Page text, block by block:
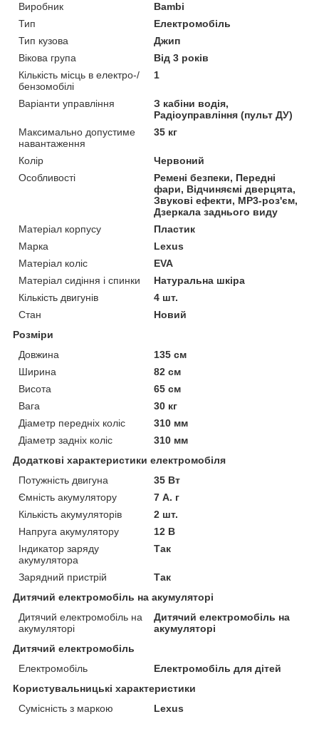
Виробник
Bambi
Тип
Електромобіль
Тип кузова
Джип
Вікова група
Від 3 років
Кількість місць в електро-/
бензомобілі
1
Варіанти управління
З кабіни водія,
Радіоуправління (пульт ДУ)
Максимально допустиме
навантаження
35 кг
Колір
Червоний
Особливості
Ремені безпеки, Передні
фари, Відчиняємі дверцята,
Звукові ефекти, MP3-роз'єм,
Дзеркала заднього виду
Матеріал корпусу
Пластик
Марка
Lexus
Матеріал коліс
EVA
Матеріал сидіння і спинки
Натуральна шкіра
Кількість двигунів
4 шт.
Стан
Новий
Розміри
Довжина
135 см
Ширина
82 см
Висота
65 см
Вага
30 кг
Діаметр передніх коліс
310 мм
Діаметр задніх коліс
310 мм
Додаткові характеристики електромобіля
Потужність двигуна
35 Вт
Ємність акумулятору
7 А. г
Кількість акумуляторів
2 шт.
Напруга акумулятору
12 В
Індикатор заряду
акумулятора
Так
Зарядний пристрій
Так
Дитячий електромобіль на акумуляторі
Дитячий електромобіль на
акумуляторі
Дитячий електромобіль на
акумуляторі
Дитячий електромобіль
Електромобіль
Електромобіль для дітей
Користувальницькі характеристики
Сумісність з маркою
Lexus